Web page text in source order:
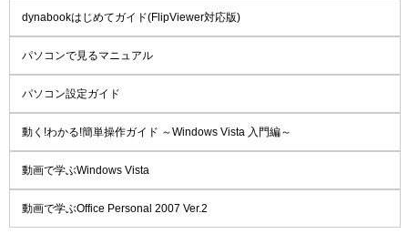
dynabookはじめてガイド(FlipViewer対応版)
パソコンで見るマニュアル
パソコン設定ガイド
動く!わかる!簡単操作ガイド ～Windows Vista 入門編～
動画で学ぶWindows Vista
動画で学ぶOffice Personal 2007 Ver.2